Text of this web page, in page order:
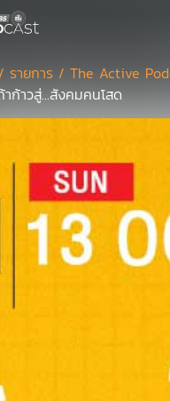
รายการ /The Active
ก้าวสู่...สังคมคนโสด